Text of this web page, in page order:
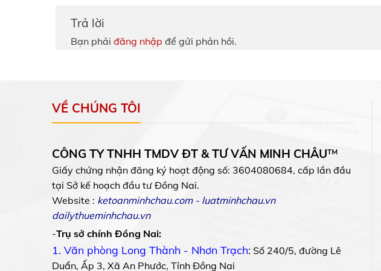
Trả lời
Bạn phải đăng nhập để gửi phản hồi.
VỀ CHÚNG TÔI
CÔNG TY TNHH TMDV ĐT & TƯ VẤN MINH CHÂU™
Giấy chứng nhận đăng ký hoạt động số: 3604080684, cấp lần đầu
tại Sở kế hoạch đầu tư Đồng Nai.
Website : ketoanminhchau.com- luatminhchau.vn
dailythueminhchau.vn
-Trụ sở chính Đồng Nai:
1. Văn phòng Long Thành - Nhơn Trạch: Số 240/5, đường Lê
Duẩn, Ấp 3, Xã An Phước, Tỉnh Đồng Nai